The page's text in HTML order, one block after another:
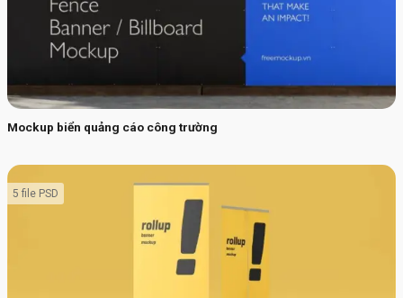
Mockup biển quảng cáo công trường
5 file PSD